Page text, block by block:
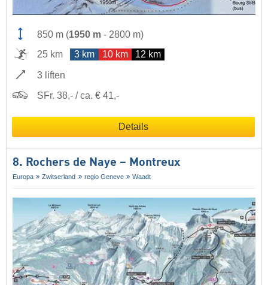
850 m (1950 m - 2800 m)
25 km
3 km 10 km 12 km
3 liften
SFr. 38,- / ca. € 41,-
Details
8. Rochers de Naye – Montreux
Europa Zwitserland regio Geneve Waadt